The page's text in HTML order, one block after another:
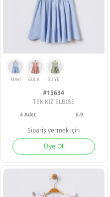
TABA YESIL
#15634
TEK KIZ ELBISE
4 Adet 6-9
Sipariş vermek için
Üye Ol